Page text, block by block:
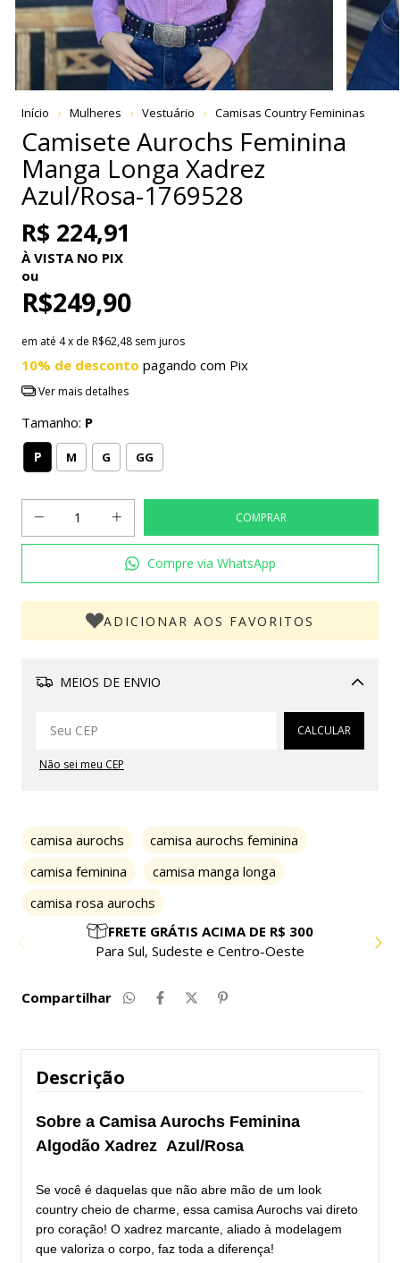
Início Mulheres Vestuário Camisas Country Femininas
Camisete Aurochs Feminina
Manga Longa Xadrez
Azul/Rosa-1769528
R$ 224,91
À VISTA NO PIX
ou
R$249,90
em até 4x de R$62,48 sem juros
10% de desconto pagando com Pix
Ver mais detalhes
Tamanho: P
P M G GG
Compre via WhatsApp
ADICIONAR AOS FAVORITOS
MEIOS DE ENVIO
Alterar CEP
CALCULAR
Não sei meu CEP
camisa aurochs
camisa aurochs feminina
camisa feminina
camisa manga longa
camisa rosa aurochs
PARCELE EM ATÉ 10X SEM JUROS
Compre com facilidade e segurança
Compartilhar
Descrição
Sobre a Camisa Aurochs Feminina
Algodão Xadrez Azul/Rosa
Se você é daquelas que não abre mão de um look
country cheio de charme, essa camisa Aurochs vai direto
pro coração! O xadrez marcante, aliado à modelagem
que valoriza o corpo, faz toda a diferença!